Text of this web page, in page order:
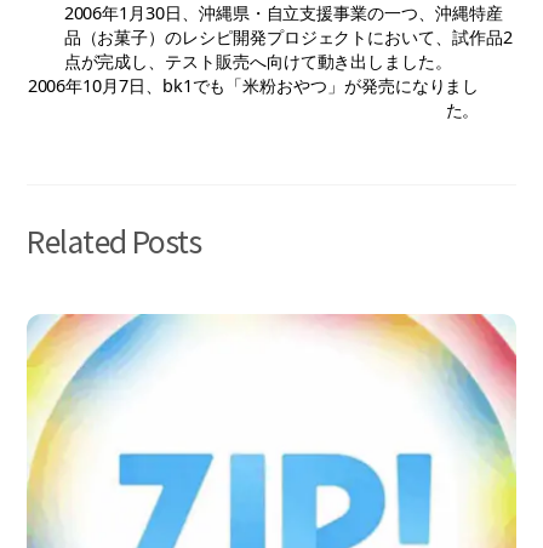
2006年1月30日、沖縄県・自立支援事業の一つ、沖縄特産
品（お菓子）のレシピ開発プロジェクトにおいて、試作品2
点が完成し、テスト販売へ向けて動き出しました。
2006年10月7日、bk1でも「米粉おやつ」が発売になりまし
た。
Related Posts